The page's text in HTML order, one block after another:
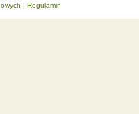
| Regulamin